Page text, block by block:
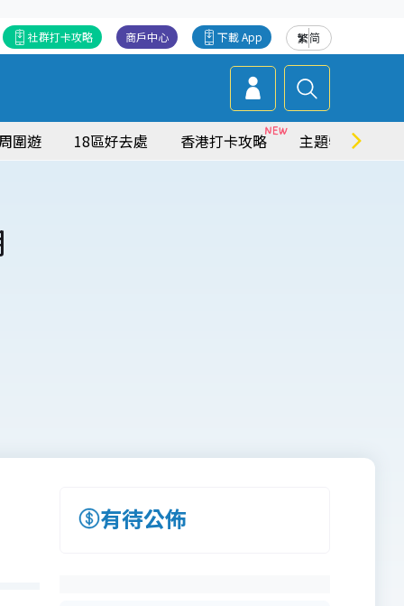
繁简
下載 App
商戶中心
社群打卡攻略
圍遊 18區好去處 香港打卡攻略 主題特集
有待公佈